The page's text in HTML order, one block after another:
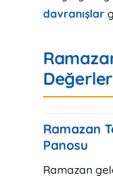
davranışlar
Ramazan
Panosu
Ramazan